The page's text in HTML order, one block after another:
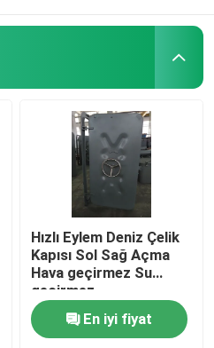
Hızlı Eylem Deniz Çelik
Kapısı Sol Sağ Açma
Hava geçirmez Su
geçirmez
En iyi fiyat